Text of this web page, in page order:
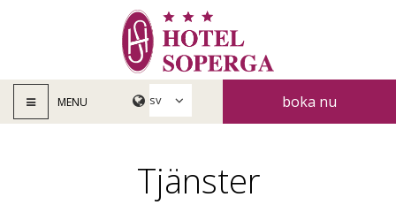
MENU boka nu
Tjänster